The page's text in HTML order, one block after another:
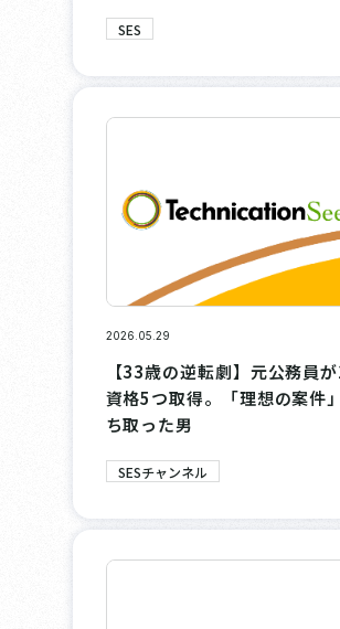
SES
2026.05.29
【33歳の逆転劇】元公務員
資格5つ取得。「理想の案件
ち取った男
SESチャンネル